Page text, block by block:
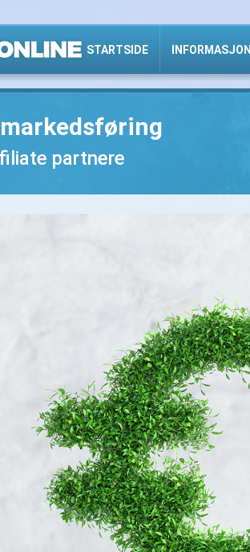
STARTSIDE INFORMASJON
partnere